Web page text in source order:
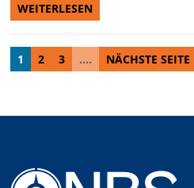
WEITERLESEN
1 2 3 .... NÄCHSTE SEITE